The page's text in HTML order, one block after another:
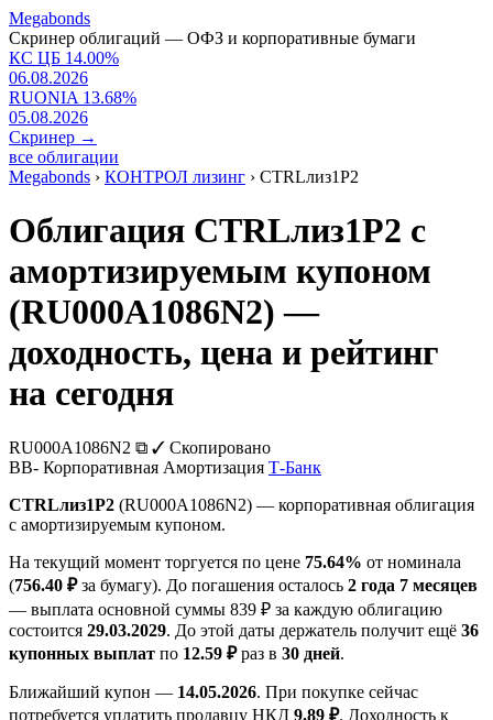
Megabonds
Скринер облигаций — ОФЗ и корпоративные бумаги
КС ЦБ 14.00%
06.08.2026
RUONIA 13.68%
05.08.2026
Скринер →
все облигации
Megabonds › КОНТРОЛ лизинг › CTRLлиз1Р2
Облигация CTRLлиз1Р2 с
амортизируемым купоном
(RU000A1086N2) —
доходность, цена и рейтинг
на сегодня
RU000A1086N2 ⧉ ✓ Скопировано
BB- Корпоративная Амортизация Т-Банк
CTRLлиз1Р2 (RU000A1086N2) — корпоративная облигация
с амортизируемым купоном.
На текущий момент торгуется по цене 75.64% от номинала
(756.40 ₽за бумагу). До погашения осталось 2 года 7 месяцев
— выплата основной суммы 839 ₽ за каждую облигацию
состоится 29.03.2029. До этой даты держатель получит ещё 36
купонных выплат по 12.59 ₽раз в 30 дней.
Ближайший купон — 14.05.2026. При покупке сейчас
потребуется уплатить продавцу НКД 9.89 ₽. Доходность к